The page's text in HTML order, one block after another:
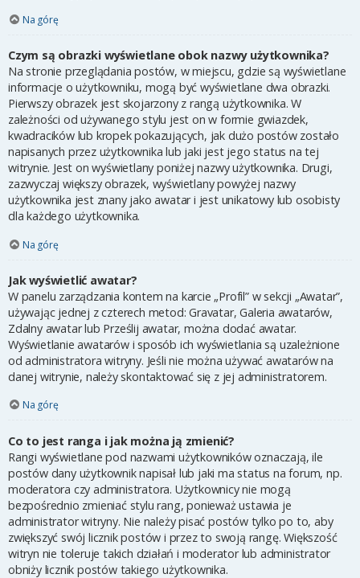
Na górę
Czym są obrazki wyświetlane obok nazwy użytkownika?
Na stronie przeglądania postów, w miejscu, gdzie są wyświetlane
informacje o użytkowniku, mogą być wyświetlane dwa obrazki.
Pierwszy obrazek jest skojarzony z rangą użytkownika. W
zależności od używanego stylu jest on w formie gwiazdek,
kwadracików lub kropek pokazujących, jak dużo postów zostało
napisanych przez użytkownika lub jaki jest jego status na tej
witrynie. Jest on wyświetlany poniżej nazwy użytkownika. Drugi,
zazwyczaj większy obrazek, wyświetlany powyżej nazwy
użytkownika jest znany jako awatar i jest unikatowy lub osobisty
dla każdego użytkownika.
Na górę
Jak wyświetlić awatar?
W panelu zarządzania kontem na karcie „Profil” w sekcji „Awatar”,
używając jednej z czterech metod: Gravatar, Galeria awatarów,
Zdalny awatar lub Prześlij awatar, można dodać awatar.
Wyświetlanie awatarów i sposób ich wyświetlania są uzależnione
od administratora witryny. Jeśli nie można używać awatarów na
danej witrynie, należy skontaktować się z jej administratorem.
Na górę
Co to jest ranga i jak można ją zmienić?
Rangi wyświetlane pod nazwami użytkowników oznaczają, ile
postów dany użytkownik napisał lub jaki ma status na forum, np.
moderatora czy administratora. Użytkownicy nie mogą
bezpośrednio zmieniać stylu rang, ponieważ ustawia je
administrator witryny. Nie należy pisać postów tylko po to, aby
zwiększyć swój licznik postów i przez to swoją rangę. Większość
witryn nie toleruje takich działań i moderator lub administrator
obniży licznik postów takiego użytkownika.